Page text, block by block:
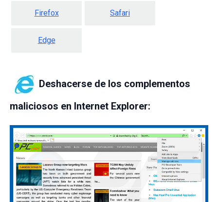
Firefox Safari
Edge
Deshacerse de los complementos
maliciosos en Internet Explorer: